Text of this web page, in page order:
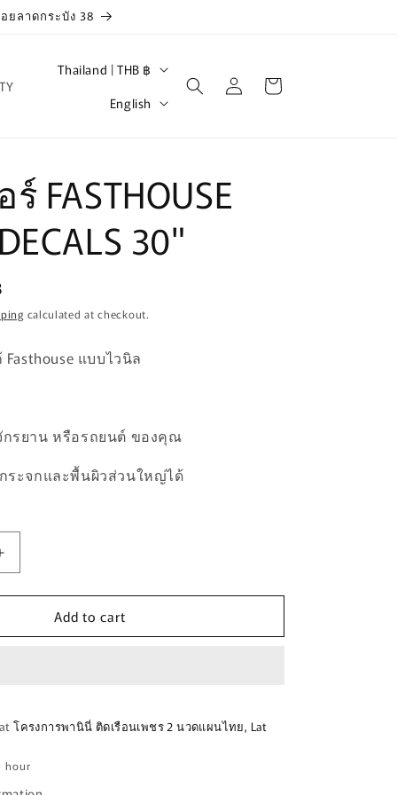
ยลาดกระบัง 38
C
t
r
y
/
e
i
Thailand | THB ฿
g
u
a
g
English
Log
in
Cart
FASTHOUSE
30"
calculated at checkout.
แบบไวนิล
รยาน หรือรถยนต์ ของคุณ
ระจกและพื้นผิวส่วนใหญ่ได้
ติ๊กเกอร์Add to cart
atโครงการพานินี่ ติดเรือนเพชร 2 นวดแผนไทย, Lat
hour